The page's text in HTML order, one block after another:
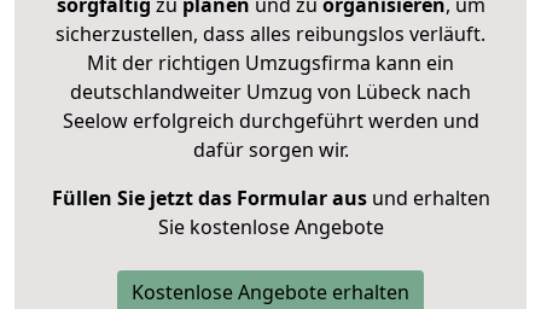
sicherzustellen, dass alles reibungslos verläuft.
Mit der richtigen Umzugsfirma kann ein
deutschlandweiter Umzug von Lübeck nach
Seelow erfolgreich durchgeführt werden und
dafür sorgen wir.
Füllen Sie jetzt das Formular ausund erhalten
Sie kostenlose Angebote
Kostenlose Angebote erhalten